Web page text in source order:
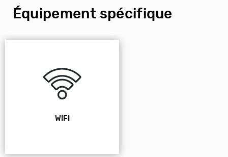
Équipement spécifique
WIFI